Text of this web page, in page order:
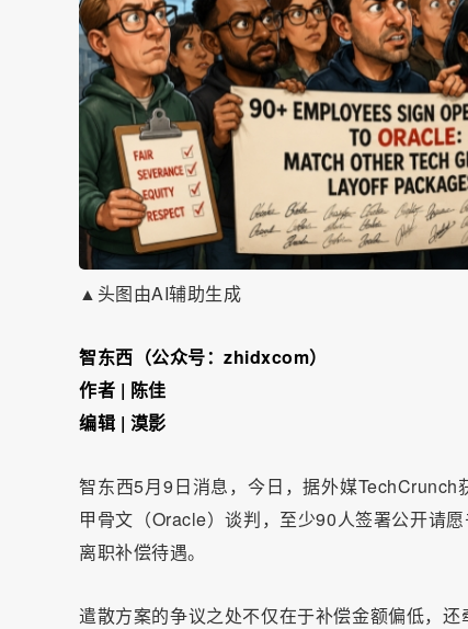
▲头图由AI辅助生成
智东西（公众号：zhidxcom）
作者 | 陈佳
编辑 | 漠影
智东西5月9日消息，今日，据外媒
甲骨文（Oracle）谈判，至少90人签署公开请
离职补偿待遇。
遣散方案的争议之处不仅在于补偿金额偏低，